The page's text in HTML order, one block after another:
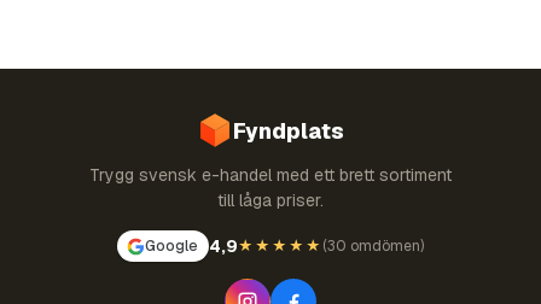
Fyndplats
Trygg svensk e-handel med ett brett sortiment
till låga priser.
Google 4,9★★★★★ (30 omdömen)